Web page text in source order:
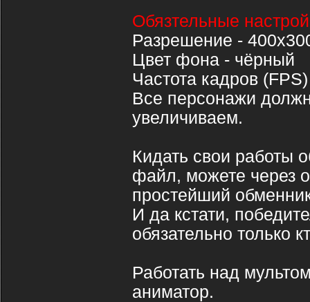
Обязтельные
Разрешение -
Цвет фона - чёрный
Частота кадров
Все персонажи
увеличиваем.
Кидать свои работы
файл, можете через
простейший
И да кстати,
обязательно только
Работать над
аниматор.